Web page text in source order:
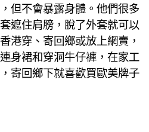
但不會暴露身體。他們很多
遮住肩膀，脫了外套就可以
港穿、寄回鄉或放上網賣，
身裙和穿洞牛仔褲，在家工
寄回鄉下就喜歡買歐美牌子